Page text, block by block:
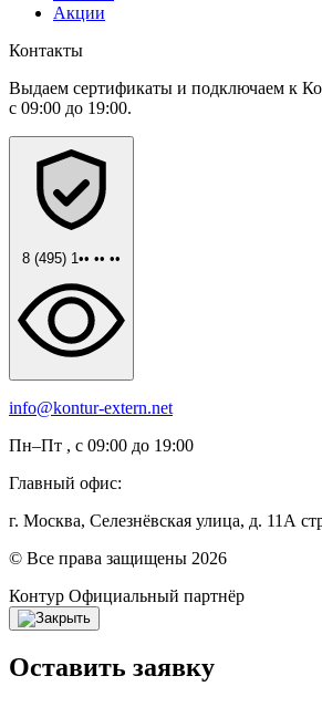
Акции
Контакты
Выдаем сертификаты и подключаем к
с 09:00 до 19:00.
8 (495) 1•• •• ••
info@kontur-extern.net
Пн–Пт , с 09:00 до 19:00
Главный офис:
г. Москва, Селезнёвская улица, д. 11А
© Все права защищены 2026
Контур Официальный партнёр
Оставить заявку